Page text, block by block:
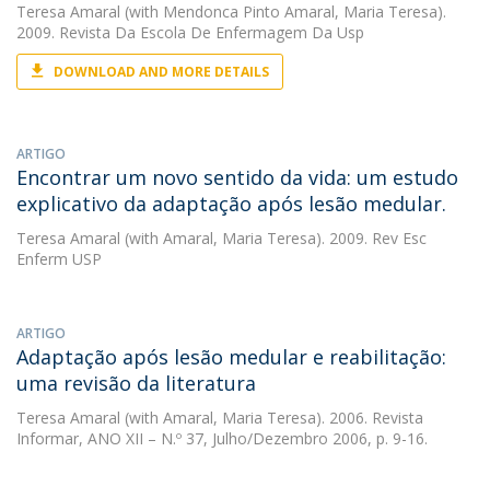
Teresa Amaral (with Mendonca Pinto Amaral, Maria Teresa).
2009. Revista Da Escola De Enfermagem Da Usp
DOWNLOAD AND MORE DETAILS
ARTIGO
Encontrar um novo sentido da vida: um estudo
explicativo da adaptação após lesão medular.
Teresa Amaral (with Amaral, Maria Teresa). 2009. Rev Esc
Enferm USP
ARTIGO
Adaptação após lesão medular e reabilitação:
uma revisão da literatura
Teresa Amaral (with Amaral, Maria Teresa). 2006. Revista
Informar, ANO XII – N.º 37, Julho/Dezembro 2006, p. 9-16.